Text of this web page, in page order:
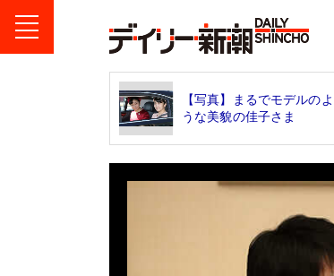
【写真】まるでモデルのよ
うな美貌の佳子さま